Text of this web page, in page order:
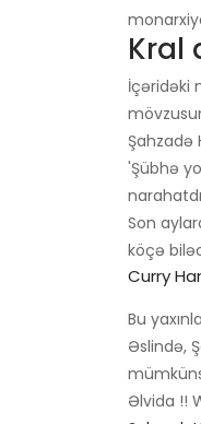
Kral
İçəridəki
Şahzadə
'Şübhə
Son
köçə
Curry
Bu
Əslində,
Əlvida !!